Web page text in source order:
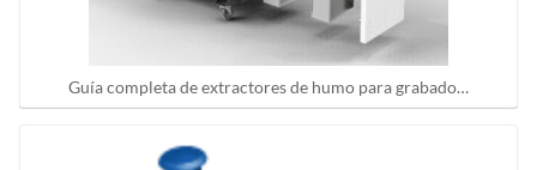
Guía completa de extractores de humo para grabado…